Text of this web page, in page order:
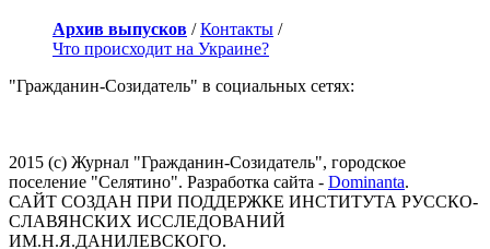
Архив выпусков /Контакты /
Что происходит на Украине?
"Гражданин-Созидатель" в социальных сетях:
2015 (с) Журнал "Гражданин-Созидатель", городское
поселение "Селятино". Разработка сайта - Dominanta.
САЙТ СОЗДАН ПРИ ПОДДЕРЖКЕ ИНСТИТУТА РУССКО-
СЛАВЯНСКИХ ИССЛЕДОВАНИЙ
ИМ.Н.Я.ДАНИЛЕВСКОГО.